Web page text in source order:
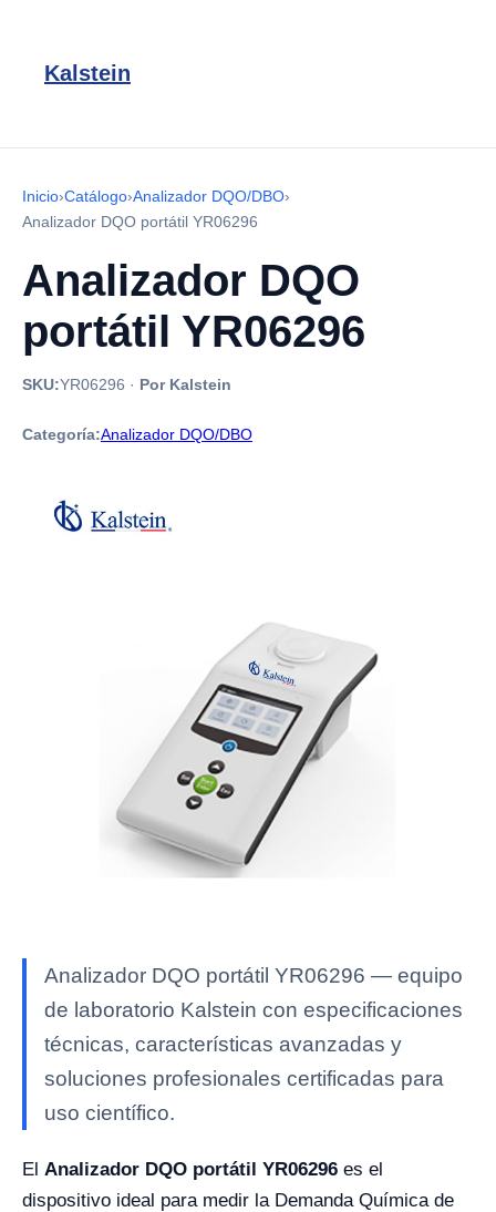
Kalstein
Inicio›Catálogo›Analizador DQO/DBO›
Analizador DQO portátil YR06296
Analizador DQO
portátil YR06296
SKU:YR06296 · Por Kalstein
Categoría:Analizador DQO/DBO
Analizador DQO portátil YR06296 — equipo
de laboratorio Kalstein con especificaciones
técnicas, características avanzadas y
soluciones profesionales certificadas para
uso científico.
El Analizador DQO portátil YR06296 es el
dispositivo ideal para medir la Demanda Química de